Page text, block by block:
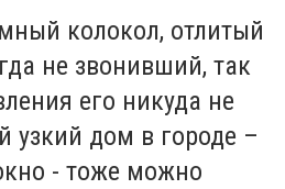
колокол, отлитый
не звонивший, так
его никуда не
узкий дом в городе –
- тоже можно